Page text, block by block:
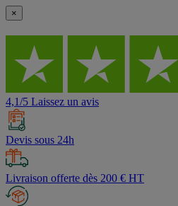
×
4,1/5 Laissez un avis
Devis sous 24h
Livraison offerte dès 200 € HT